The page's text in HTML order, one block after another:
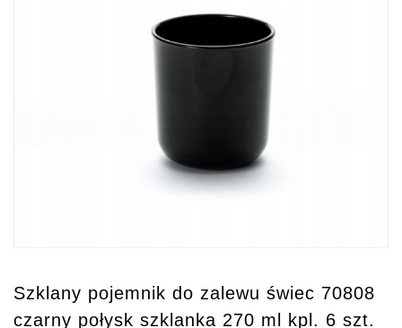
Szklany pojemnik do zalewu świec 70808
czarny połysk szklanka 270 ml kpl. 6 szt.